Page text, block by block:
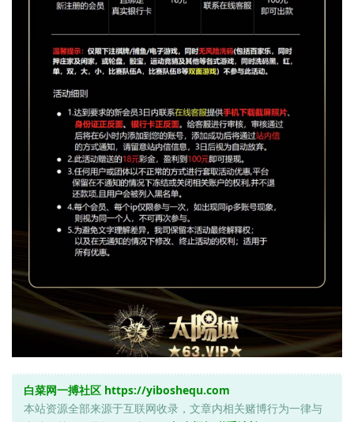
白菜网一搏社区 https://yiboshequ.com
本站资源全部来源于互联网收录，文章内相关赌博行为一律与